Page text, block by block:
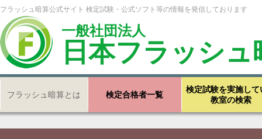
フラッシュ暗算公式サイト 検定試験・公式ソフト等の情報を発信しております
一般社団法人
日本フラッシ
フラッシュ暗算とは 検定合格者一覧
検定試験を実施して
教室の検索